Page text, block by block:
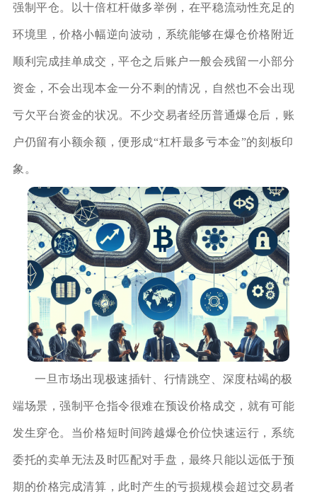
强制平仓。以十倍杠杆做多举例，在平稳流动性充足的
环境里，价格小幅逆向波动，系统能够在爆仓价格附近
顺利完成挂单成交，平仓之后账户一般会残留一小部分
资金，不会出现本金一分不剩的情况，自然也不会出现
亏欠平台资金的状况。不少交易者经历普通爆仓后，账
户仍留有小额余额，便形成“杠杆最多亏本金”的刻板印
象。
一旦市场出现极速插针、行情跳空、深度枯竭的极
端场景，强制平仓指令很难在预设价格成交，就有可能
发生穿仓。当价格短时间跨越爆仓价位快速运行，系统
委托的卖单无法及时匹配对手盘，最终只能以远低于预
期的价格完成清算，此时产生的亏损规模会超过交易者